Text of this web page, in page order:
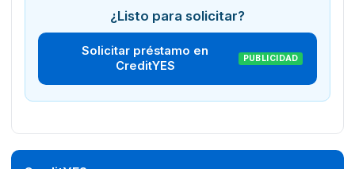
¿Listo para solicitar?
Solicitar préstamo en
CreditYES
PUBLICIDAD